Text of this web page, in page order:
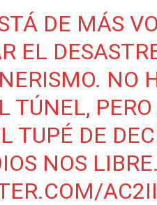
DE MÁS
EL
NO
TÚNEL,
TUPÉ DE
NOS LIBRE.